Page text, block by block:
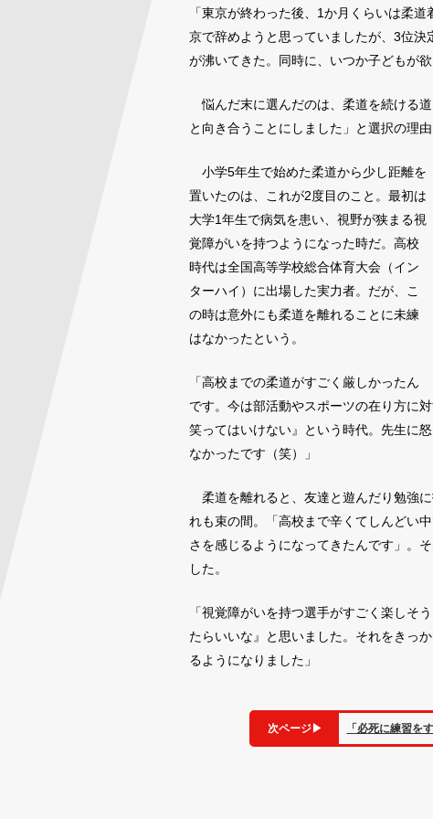
「東京が終わった後、1か月くらいは柔
京で辞めようと思っていましたが、3位
が沸いてきた。同時に、いつか子どもが
悩んだ末に選んだのは、柔道を続ける
と向き合うことにしました」と選択の理由
小学5年生で始めた柔道から少し距離を
置いたのは、これが2度目のこと。最初は
大学1年生で病気を患い、視野が狭まる視
覚障がいを持つようになった時だ。高校
時代は全国高等学校総合体育大会（イン
ターハイ）に出場した実力者。だが、こ
の時は意外にも柔道を離れることに未練
はなかったという。
「高校までの柔道がすごく厳しかったん
です。今は部活動やスポーツの在り方に
笑ってはいけない』という時代。先生に
なかったです（笑）」
柔道を離れると、友達と遊んだり勉強
れも束の間。「高校まで辛くてしんどい
さを感じるようになってきたんです」。
した。
「視覚障がいを持つ選手がすごく楽しそ
たらいいな』と思いました。それをきっ
るようになりました」
次ページ ▶ 「必死に練習を